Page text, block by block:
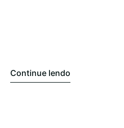
Continue lendo